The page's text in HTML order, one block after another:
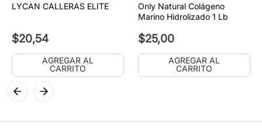
LYCAN CALLERAS ELITE
$20,54
AGREGAR AL
CARRITO
Only Natural Colágeno
Marino Hidrolizado 1 Lb
$25,00
AGREGAR AL
CARRITO